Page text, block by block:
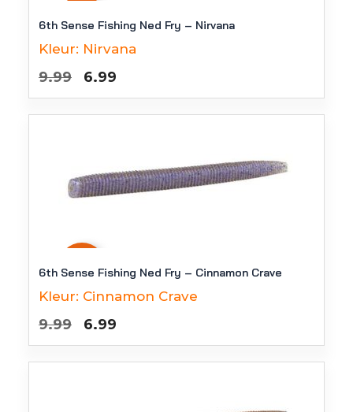
-
6th Sense Fishing Ned Fry – Nirvana
Kleur: Nirvana
9.99
Oorspronkelijke
prijs
was:
6.99
prijs
is:
-
6th Sense Fishing Ned Fry – Cinnamon Crave
Kleur: Cinnamon Crave
9.99
Oorspronkelijke
prijs
was:
6.99
prijs
is: